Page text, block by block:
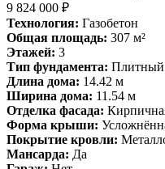
9 824 000 ₽
Технология: Газобетон
Общая площадь: 307 м²
Этажей: 3
Тип фундамента: Плитный
Длина дома: 14.42 м
Ширина дома: 11.54 м
Отделка фасада:
Форма крыши:
Покрытие кровли:
Мансарда: Да